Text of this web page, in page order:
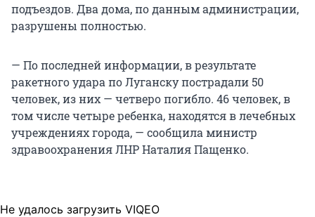
подъездов. Два дома, по данным администрации,
разрушены полностью.
— По последней информации, в результате
ракетного удара по Луганску пострадали 50
человек, из них — четверо погибло. 46 человек, в
том числе четыре ребенка, находятся в лечебных
учреждениях города, — сообщила министр
здравоохранения ЛНР Наталия Пащенко.
Не удалось загрузить VIQEO